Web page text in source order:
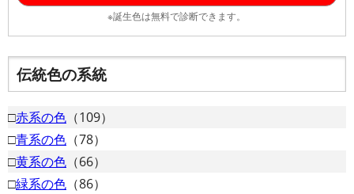
※誕生色は無料で診断できます。
伝統色の系統
□赤系の色 （109）
□青系の色 （78）
□黄系の色 （66）
□緑系の色 （86）